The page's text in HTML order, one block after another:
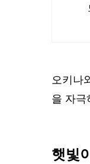
오키나
을 자극
햇빛